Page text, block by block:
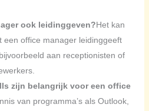
ook leidinggeven?Het kan
een office manager leidinggeeft
aan receptionisten of
zijn belangrijk voor een office
van programma’s als Outlook,